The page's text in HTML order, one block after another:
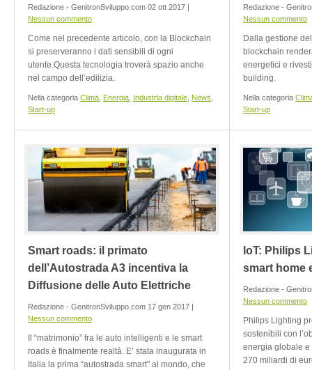
Redazione - GenitronSviluppo.com 02 ott 2017 |
Nessun commento
Come nel precedente articolo, con la Blockchain
si preserveranno i dati sensibili di ogni
utente.Questa tecnologia troverà spazio anche
nel campo dell’edilizia.
Nella categoria Clima Energia Industria digitale News
Start-up
Redazione -
Nessun commento
Dalla gestione
blockchain
energetici e
building.
Nella categoria
Start-up
Smart roads: il primato
dell’Autostrada A3 incentiva la
Diffusione delle Auto Elettriche
Redazione - GenitronSviluppo.com 17 gen 2017 |
Nessun commento
Il “matrimonio” fra le auto intelligenti e le smart
roads è finalmente realtà. E’ stata inaugurata in
Italia la prima “autostrada smart” al mondo, che
IoT: Philips
smart home
Redazione -
Nessun commento
Philips Lighting
sostenibili con
energia globale e
270 miliardi di